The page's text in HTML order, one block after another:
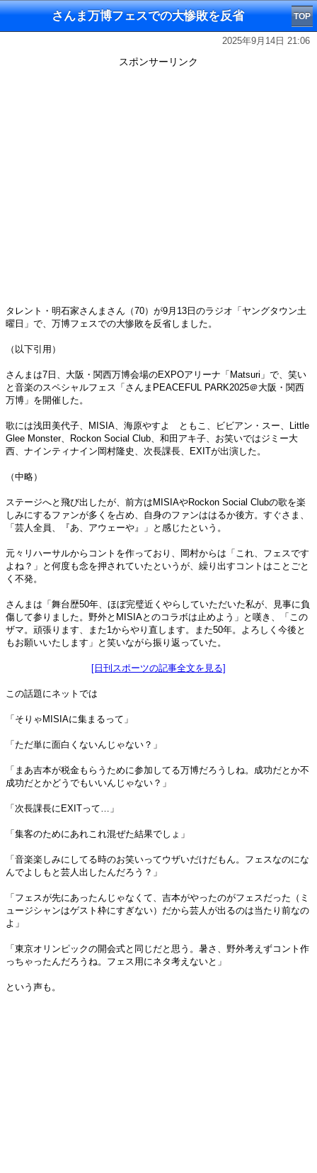
さんま万博フェスでの大惨敗を反省 TOP
2025年9月14日 21:06
スポンサーリンク
タレント・明石家さんまさん（70）が9月13日のラジオ「ヤングタウン土
曜日」で、万博フェスでの大惨敗を反省しました。
（以下引用）
さんまは7日、大阪・関西万博会場のEXPOアリーナ「Matsuri」で、笑い
と音楽のスペシャルフェス「さんまPEACEFUL PARK2025＠大阪・関西
万博」を開催した。
歌には浅田美代子、MISIA、海原やすよ ともこ、ビビアン・スー、Little
Glee Monster、Rockon Social Club、和田アキ子、お笑いではジミー大
西、ナインティナイン岡村隆史、次長課長、EXITが出演した。
（中略）
ステージへと飛び出したが、前方はMISIAやRockon Social Clubの歌を楽
しみにするファンが多くを占め、自身のファンははるか後方。すぐさま、
「芸人全員、『あ、アウェーや』」と感じたという。
元々リハーサルからコントを作っており、岡村からは「これ、フェスです
よね？」と何度も念を押されていたというが、繰り出すコントはことごと
く不発。
さんまは「舞台歴50年、ほぼ完璧近くやらしていただいた私が、見事に負
傷して参りました。野外とMISIAとのコラボは止めよう」と嘆き、「この
ザマ。頑張ります、また1からやり直します。また50年。よろしく今後と
もお願いいたします」と笑いながら振り返っていた。
[日刊スポーツの記事全文を見る]
この話題にネットでは
「そりゃMISIAに集まるって」
「ただ単に面白くないんじゃない？」
「まあ吉本が税金もらうために参加してる万博だろうしね。成功だとか不
成功だとかどうでもいいんじゃない？」
「次長課長にEXITって…」
「集客のためにあれこれ混ぜた結果でしょ」
「音楽楽しみにしてる時のお笑いってウザいだけだもん。フェスなのにな
んでよしもと芸人出したんだろう？」
「フェスが先にあったんじゃなくて、吉本がやったのがフェスだった（ミ
ュージシャンはゲスト枠にすぎない）だから芸人が出るのは当たり前なの
よ」
「東京オリンピックの開会式と同じだと思う。暑さ、野外考えずコント作
っちゃったんだろうね。フェス用にネタ考えないと」
という声も。